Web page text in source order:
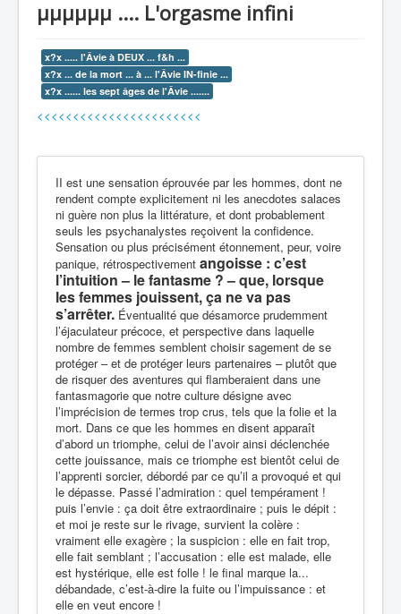
recherche
µµµµµµ .... L'orgasme infini
x?x ..... l'Âvie à DEUX ... f&h ...
x?x ... de la mort ... à ... l'Âvie IN-finie ...
x?x ...... les sept âges de l'Âvie .......
<<<<<<<<<<<<<<<<<<<<<<<
II est une sensation éprouvée par les hommes, dont ne
rendent compte explicitement ni les anecdotes salaces
ni guère non plus la littérature, et dont probablement
seuls les psychanalystes reçoivent la confidence.
Sensation ou plus précisément étonnement, peur, voire
panique, rétrospectivement angoisse : c’est
l’intuition – le fantasme ? – que, lorsque
les femmes jouissent, ça ne va pas
s’arrêter. Éventualité que désamorce prudemment
l’éjaculateur précoce, et perspective dans laquelle
nombre de femmes semblent choisir sagement de se
protéger – et de protéger leurs partenaires – plutôt que
de risquer des aventures qui flamberaient dans une
fantasmagorie que notre culture désigne avec
l’imprécision de termes trop crus, tels que la folie et la
mort. Dans ce que les hommes en disent apparaît
d’abord un triomphe, celui de l’avoir ainsi déclenchée
cette jouissance, mais ce triomphe est bientôt celui de
l’apprenti sorcier, débordé par ce qu’il a provoqué et qui
le dépasse. Passé l’admiration : quel tempérament !
puis l’envie : ça doit être extraordinaire ; puis le dépit :
et moi je reste sur le rivage, survient la colère :
vraiment elle exagère ; la suspicion : elle en fait trop,
elle fait semblant ; l’accusation : elle est malade, elle
est hysté­rique, elle est folle ! le final marque la...
débandade, c’est-à-dire la fuite ou l’impuissance : et
elle en veut encore !